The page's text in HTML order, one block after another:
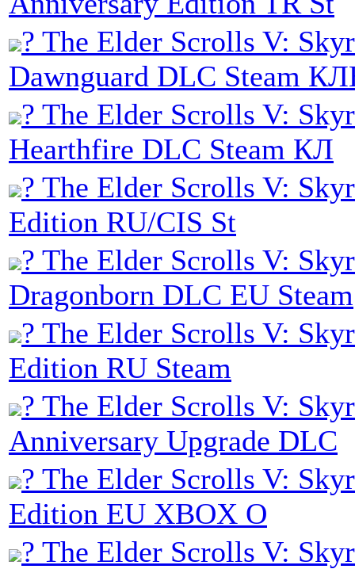
? The Elder Scrolls V:
Dawnguard DLC Steam
? The Elder Scrolls V:
Hearthfire DLC Steam КЛ
? The Elder Scrolls V:
Edition RU/CIS St
? The Elder Scrolls V:
Dragonborn DLC EU Steam
? The Elder Scrolls V:
Edition RU Steam
? The Elder Scrolls V:
Anniversary Upgrade DLC
? The Elder Scrolls V:
Edition EU XBOX O
? The Elder Scrolls V: